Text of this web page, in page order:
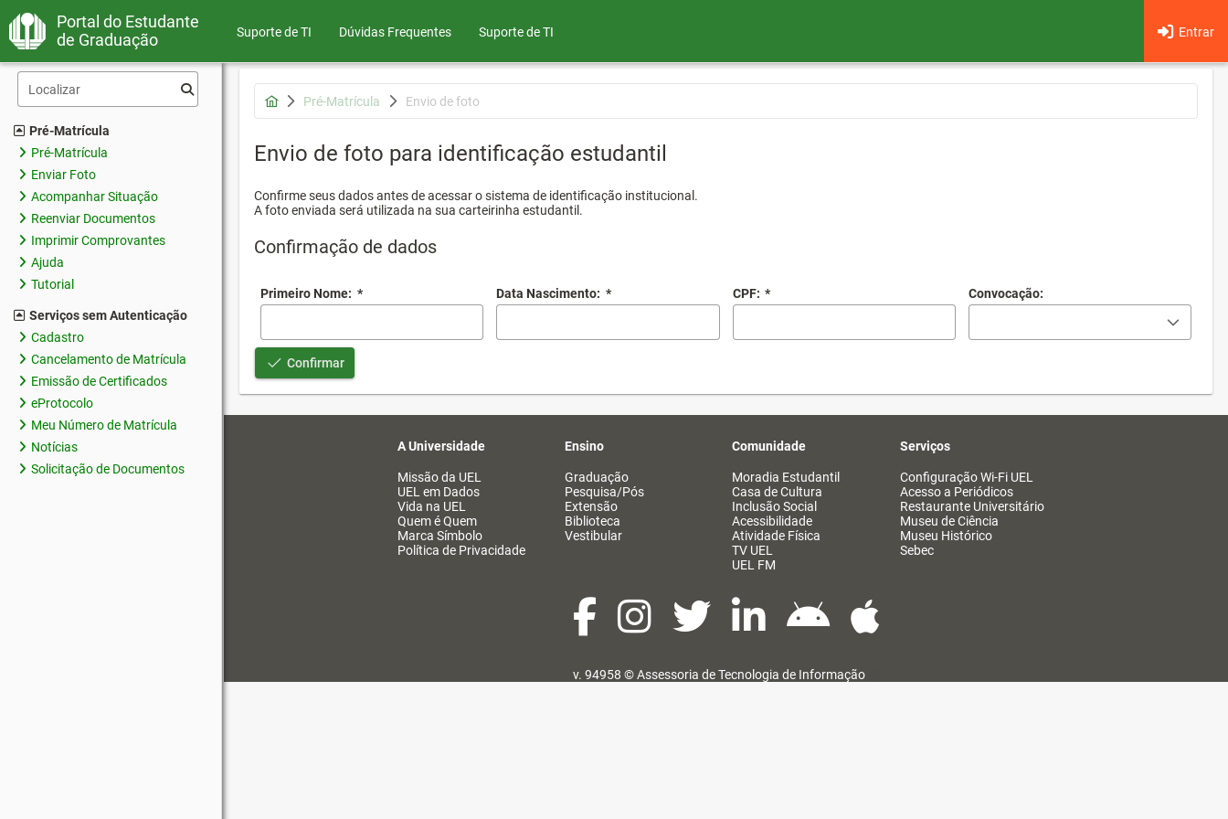
Portal do Estudante
de Graduação
Suporte de TI Dúvidas Frequentes Entrar
Suporte de TI
Pré-Matrícula
Pré-Matrícula
Enviar Foto
Acompanhar Situação
Reenviar Documentos
Imprimir Comprovantes
Ajuda
Tutorial
Serviços sem Autenticação
Cadastro
Cancelamento de Matrícula
Emissão de Certificados
eProtocolo
Meu Número de Matrícula
Notícias
Solicitação de Documentos
Pré-Matrícula Envio de foto
Envio de foto para identificação estudantil
Confirme seus dados antes de acessar o sistema de identificação institucional.
A foto enviada será utilizada na sua carteirinha estudantil.
Confirmação de dados
Primeiro Nome: * Data Nascimento: * CPF: * Convocação:
Confirmar
A Universidade
Missão da UEL
UEL em Dados
Vida na UEL
Quem é Quem
Marca Símbolo
Política de Privacidade
Ensino
Graduação
Pesquisa/Pós
Extensão
Biblioteca
Vestibular
Comunidade
Moradia Estudantil
Casa de Cultura
Inclusão Social
Acessibilidade
Atividade Física
TV UEL
UEL FM
Serviços
Configuração Wi-Fi UEL
Acesso a Periódicos
Restaurante Universitário
Museu de Ciência
Museu Histórico
Sebec
v. 94958 ©Assessoria de Tecnologia de Informação